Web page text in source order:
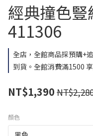
經典撞色豎
411306
全店，全館商品採預購+
到貨。全館消費滿1500
NT$1,390
顏色